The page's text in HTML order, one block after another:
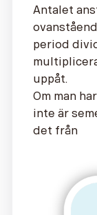
Antalet
period
uppåt.
Om man
inte är
det från